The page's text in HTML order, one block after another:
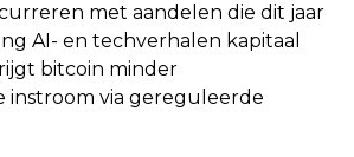
met aandelen die dit jaar
AI- en techverhalen kapitaal
bitcoin minder
instroom via gereguleerde